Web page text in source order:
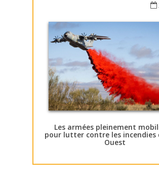
Les armées pleinement
pour lutter contre les incendies
Ouest